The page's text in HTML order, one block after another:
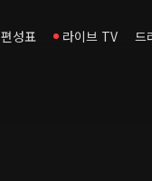
편성표 라이브 TV 드